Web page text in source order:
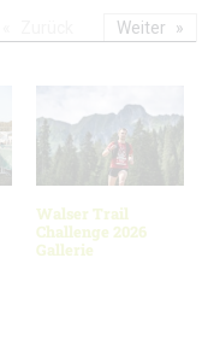
Walser Trail
Challenge 2026
Gallerie
Weiter